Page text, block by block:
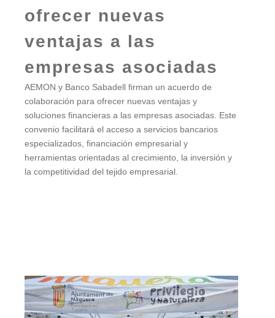
ofrecer nuevas
ventajas a las
empresas asociadas
AEMON y Banco Sabadell firman un acuerdo de
colaboración para ofrecer nuevas ventajas y
soluciones financieras a las empresas asociadas. Este
convenio facilitará el acceso a servicios bancarios
especializados, financiación empresarial y
herramientas orientadas al crecimiento, la inversión y
la competitividad del tejido empresarial.